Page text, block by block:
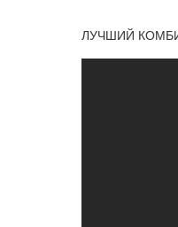
ЛУЧШИЙ